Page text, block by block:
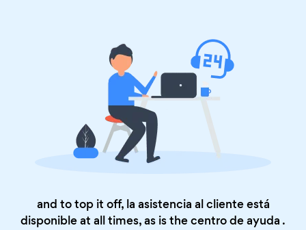
and to top it off, la asistencia al cliente está
disponible at all times, as is thecentro de ayuda .